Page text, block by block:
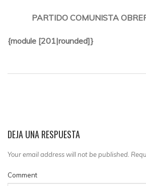
PARTIDO COMUNISTA
{module [201|rounded]}
DEJA UNA RESPUESTA
Your email address will not be published.
Comment